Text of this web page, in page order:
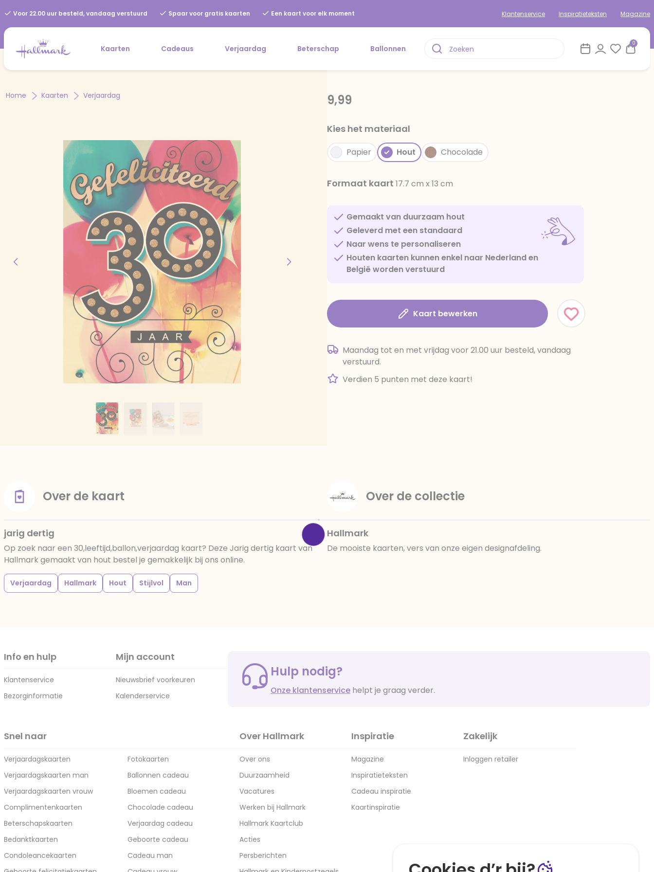
Voor 22.00 uur besteld, vandaag verstuurd Spaar voor gratis kaarten Een kaart voor elk moment Klantenservice Inspiratieteksten Magazine
Kaarten Cadeaus Verjaardag Beterschap Ballonnen
0
Home Kaarten Verjaardag 9,99
Kies het materiaal
Papier Hout Chocolade
Formaat kaart 17.7 cm x 13 cm
Gemaakt van duurzaam hout
Geleverd met een standaard
Naar wens te personaliseren
Houten kaarten kunnen enkel naar Nederland en
België worden verstuurd
Kaart bewerken
Maandag tot en met vrijdag voor 21.00 uur besteld, vandaag
verstuurd.
Verdien 5 punten met deze kaart!
Over de kaart
jarig dertig
Op zoek naar een 30,leeftijd,ballon,verjaardag kaart? Deze Jarig dertig kaart van
Hallmark gemaakt van hout bestel je gemakkelijk bij ons online.
Verjaardag Hallmark Hout Stijlvol Man
Over de collectie
Hallmark
De mooiste kaarten, vers van onze eigen designafdeling.
Info en hulp
Klantenservice
Bezorginformatie
Mijn account
Nieuwsbrief voorkeuren
Kalenderservice
Hulp nodig?
Onze klantenservice helpt je graag verder.
Snel naar
Verjaardagskaarten
Verjaardagskaarten man
Verjaardagskaarten vrouw
Complimentenkaarten
Beterschapskaarten
Bedanktkaarten
Condoleancekaarten
Fotokaarten
Ballonnen cadeau
Bloemen cadeau
Chocolade cadeau
Verjaardag cadeau
Geboorte cadeau
Cadeau man
Over Hallmark
Over ons
Duurzaamheid
Vacatures
Werken bij Hallmark
Hallmark Kaartclub
Acties
Persberichten
Inspiratie
Magazine
Inspiratieteksten
Cadeau inspiratie
Kaartinspiratie
Zakelijk
Inloggen retailer